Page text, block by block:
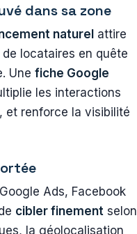
dans sa zone
naturel attire
locataires en quête
Une fiche Google
les interactions
et renforce la visibilité
Ads, Facebook
cibler finement selon
la géolocalisation